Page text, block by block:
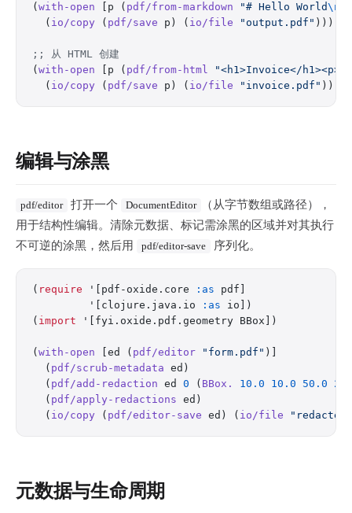
( with-open [p ( pdf/from-markdown "# Hello World\n\n
  (
io/copy ( pdf/save p) ( io/file "output.pdf" )))
;; 从 HTML 创建
( with-open [p ( pdf/from-html "<h1>Invoice</
  (
io/copy ( pdf/save p) ( io/file "invoice.pdf" )))
编辑与涂黑
pdf/editor 打开一个 DocumentEditor
（从字节数组或路径），
用于结构性编辑。清除元数据、标记需涂黑的区域并对其执行
不可逆的涂黑，然后用
pdf/editor-save 序列化。
( require '[pdf-oxide.core :as pdf]
         '[clojure.java.io
:as io])
( import '[fyi.oxide.pdf.geometry BBox])
( with-open [ed ( pdf/editor "form.pdf" )]
  (
pdf/scrub-metadata ed)
  (
pdf/add-redaction ed 0 ( BBox. 10.0 10.0 50.0
  (
pdf/apply-redactions ed)
  (
io/copy ( pdf/editor-save ed) ( io/file
元数据与生命周期